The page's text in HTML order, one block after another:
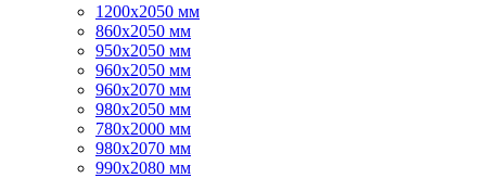
1200х2050 мм
860х2050 мм
950х2050 мм
960х2050 мм
960х2070 мм
980х2050 мм
780х2000 мм
980х2070 мм
990х2080 мм